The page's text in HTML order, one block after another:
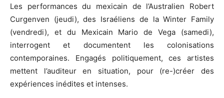
Les performances du mexicain de l’Australien Robert
Curgenven (jeudi), des Israéliens de la Winter Family
(vendredi), et du Mexicain Mario de Vega (samedi),
interrogent et documentent les colonisations
contemporaines. Engagés politiquement, ces artistes
mettent l’auditeur en situation, pour (re-)créer des
expériences inédites et intenses.